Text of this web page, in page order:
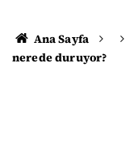
Ana Sayfa
nerede duruyor?